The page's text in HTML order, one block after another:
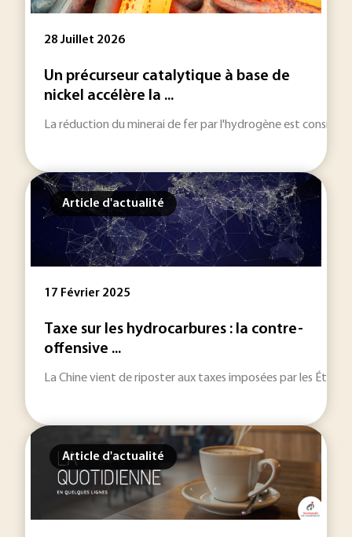
28 Juillet 2026
Un précurseur catalytique à base de
nickel accélère la ...
La réduction du minerai de fer par l'hydrogène est
Article d'actualité
17 Février 2025
Taxe sur les hydrocarbures : la contre-
offensive ...
La Chine vient de riposter aux taxes imposées par les
Article d'actualité